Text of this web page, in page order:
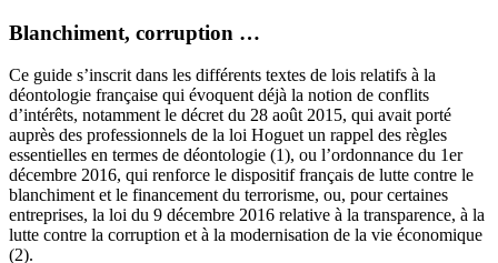
Blanchiment, corruption …
Ce guide s’inscrit dans les différents textes de lois relatifs à la
déontologie française qui évoquent déjà la notion de conflits
d’intérêts, notamment le décret du 28 août 2015, qui avait porté
auprès des professionnels de la loi Hoguet un rappel des règles
essentielles en termes de déontologie (1), ou l’ordonnance du 1er
décembre 2016, qui renforce le dispositif français de lutte contre le
blanchiment et le financement du terrorisme, ou, pour certaines
entreprises, la loi du 9 décembre 2016 relative à la transparence, à la
lutte contre la corruption et à la modernisation de la vie économique
(2).